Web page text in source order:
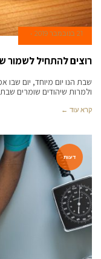
21 בנובמבר 2019
רוצים להתחיל
שבת הנו יום מיוחד, יום שבו
ולמרות שיהודים שומרים
קרא עוד ←
דעות